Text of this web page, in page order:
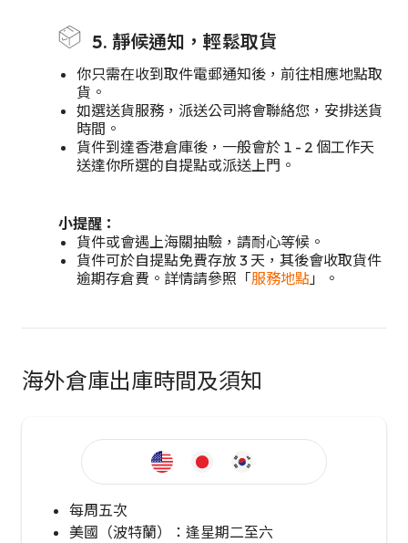
5. 靜候通知，輕鬆取貨
你只需在收到取件電郵通知後，前往相應地點取
貨。
如選送貨服務，派送公司將會聯絡您，安排送貨
時間。
貨件到達香港倉庫後，一般會於 1 - 2 個工作天
送達你所選的自提點或派送上門。
小提醒：
貨件或會遇上海關抽驗，請耐心等候。
貨件可於自提點免費存放 3 天，其後會收取貨件
逾期存倉費。詳情請參照「服務地點 」。
海外倉庫出庫時間及須知
每周五次
美國（波特蘭）：逢星期二至六